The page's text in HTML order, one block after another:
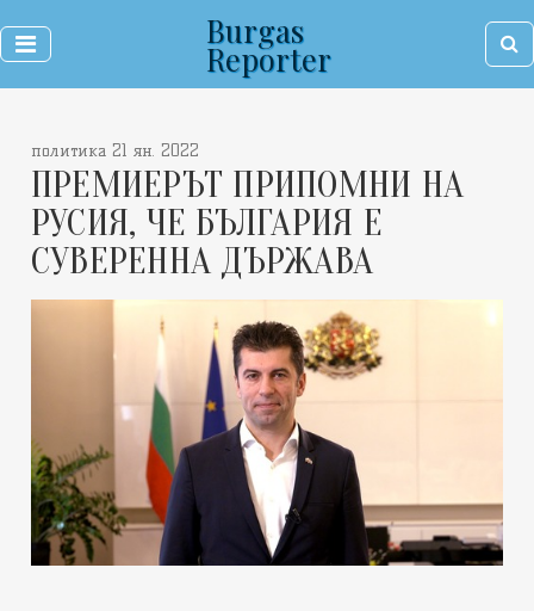
Burgas
Reporter
политика 21 ян. 2022
ПРЕМИЕРЪТ ПРИПОМНИ НА
РУСИЯ, ЧЕ БЪЛГАРИЯ Е
СУВЕРЕННА ДЪРЖАВА